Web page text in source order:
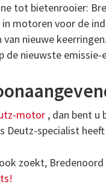
tot bietenrooier:
in motoren voor de
van nieuwe
de nieuwste emissie-
motor , dan bent u
Deutz-specialist
zoekt,